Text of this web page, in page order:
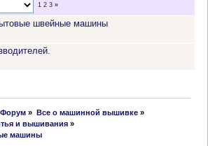
1 2 3»
швейные машины
» Все о машинной вышивке»
и вышивания »
машины